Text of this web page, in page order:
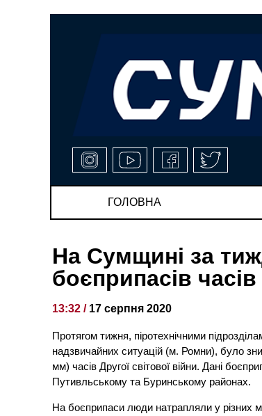
ГОЛОВНА
На Сумщині за
боєприпасів
13:32 / 17 серпня 2020
Протягом тижня, піротехнічними
надзвичайних ситуацій (м. Ромни), було
мм) часів Другої світової війни. Дані
Путивльському та Буринському районах.
На боєприпаси люди натрапляли у різних